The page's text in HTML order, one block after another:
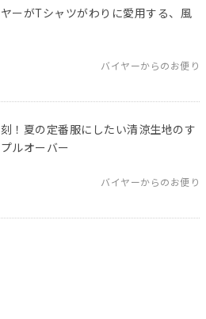
ーがTシャツがわりに愛用する、風
バイヤーからのお便り
！夏の定番服にしたい清涼生地のす
ルオーバー
バイヤーからのお便り